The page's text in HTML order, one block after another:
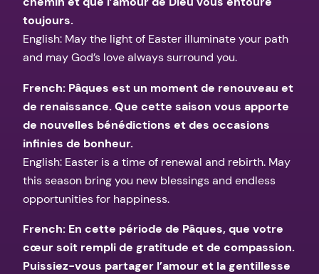
toujours.
English: May the light of Easter illuminate your path
and may God’s love always surround you.
French: Pâques est un moment de renouveau et
de renaissance. Que cette saison vous apporte
de nouvelles bénédictions et des occasions
infinies de bonheur.
English: Easter is a time of renewal and rebirth. May
this season bring you new blessings and endless
opportunities for happiness.
French: En cette période de Pâques, que votre
cœur soit rempli de gratitude et de compassion.
Puissiez-vous partager l’amour et la gentillesse